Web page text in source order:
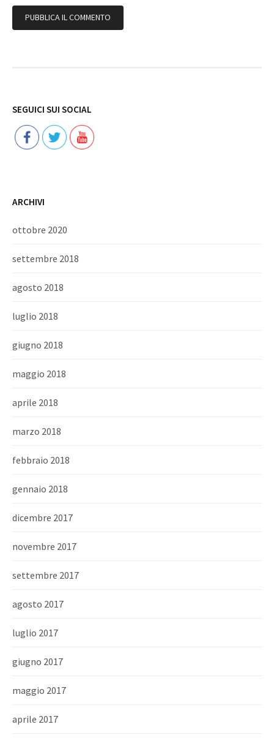
SEGUICI SUI SOCIAL
ARCHIVI
ottobre 2020
settembre 2018
agosto 2018
luglio 2018
giugno 2018
maggio 2018
aprile 2018
marzo 2018
febbraio 2018
gennaio 2018
dicembre 2017
novembre 2017
settembre 2017
agosto 2017
luglio 2017
giugno 2017
maggio 2017
aprile 2017